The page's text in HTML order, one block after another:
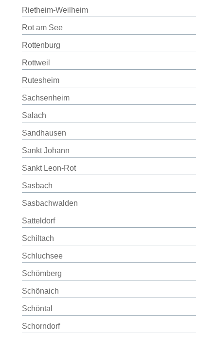
Rietheim-Weilheim
Rot am See
Rottenburg
Rottweil
Rutesheim
Sachsenheim
Salach
Sandhausen
Sankt Johann
Sankt Leon-Rot
Sasbach
Sasbachwalden
Satteldorf
Schiltach
Schluchsee
Schömberg
Schönaich
Schöntal
Schorndorf